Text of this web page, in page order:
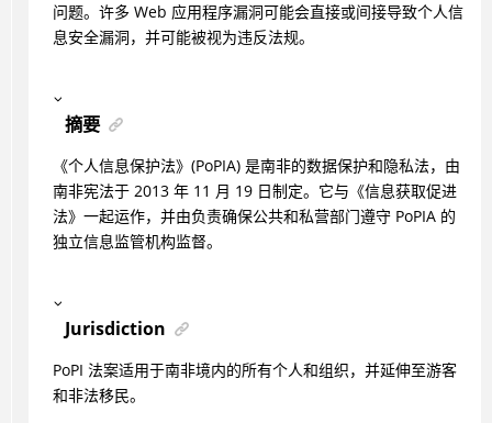
问题。许多 Web 应用程序漏洞可能会直接或间接导致个人信
息安全漏洞，并可能被视为违反法规。
摘要
《个人信息保护法》(PoPIA) 是南非的数据保护和隐私法，由
南非宪法于 2013 年 11 月 19 日制定。它与《信息获取促进
法》一起运作，并由负责确保公共和私营部门遵守 PoPIA 的
独立信息监管机构监督。
Jurisdiction
PoPI 法案适用于南非境内的所有个人和组织，并延伸至游客
和非法移民。